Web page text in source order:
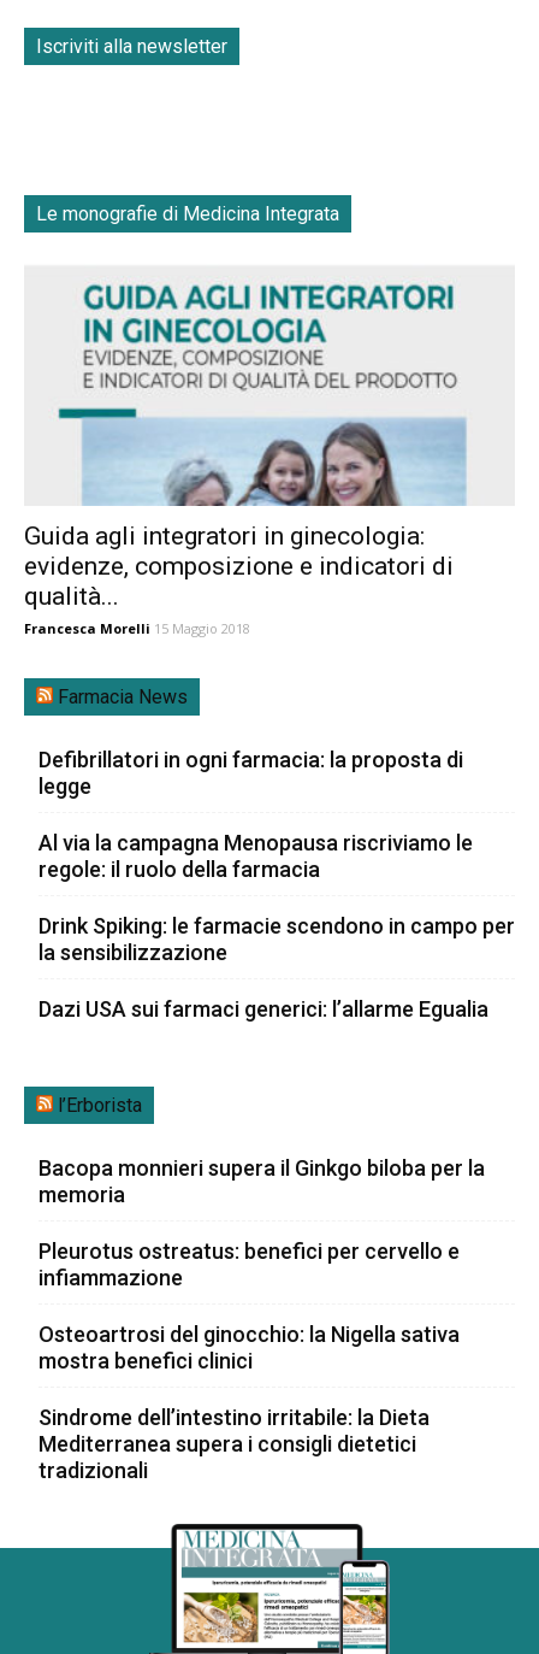
Iscriviti alla newsletter
Le monografie di Medicina Integrata
Guida agli integratori in ginecologia:
evidenze, composizione e indicatori di
qualità...
Francesca Morelli 15 Maggio 2018
Farmacia News
Defibrillatori in ogni farmacia: la proposta di
legge
Al via la campagna Menopausa riscriviamo le
regole: il ruolo della farmacia
Drink Spiking: le farmacie scendono in campo per
la sensibilizzazione
Dazi USA sui farmaci generici: l’allarme Egualia
l’Erborista
Bacopa monnieri supera il Ginkgo biloba per la
memoria
Pleurotus ostreatus: benefici per cervello e
infiammazione
Osteoartrosi del ginocchio: la Nigella sativa
mostra benefici clinici
Sindrome dell’intestino irritabile: la Dieta
Mediterranea supera i consigli dietetici
tradizionali